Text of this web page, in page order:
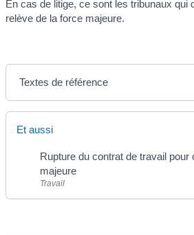
En cas de litige, ce sont les tribunaux qui
relève de la force majeure.
Textes de référence
Et aussi
Rupture du contrat de travail pour
majeure
Travail